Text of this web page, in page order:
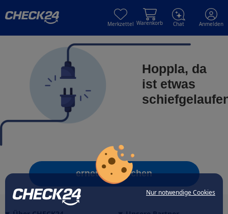
Nur notwendige Cookies
Merkzettel Warenkorb Chat Anmelden
Hoppla, da
ist etwas
erneut versuchen